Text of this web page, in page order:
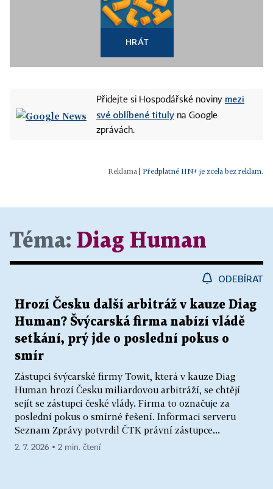
HRÁT
Přidejte si Hospodářské noviny mezi
své oblíbené tituly na Google
zprávách.
Předplatné HN+ je zcela bez reklam.
Téma: Diag Human
ODEBÍRAT
Hrozí Česku další arbitráž v kauze Diag
Human? Švýcarská firma nabízí vládě
setkání, prý jde o poslední pokus o
smír
Zástupci švýcarské firmy Towit, která v kauze Diag
Human hrozí Česku miliardovou arbitráží, se chtějí
sejít se zástupci české vlády. Firma to označuje za
poslední pokus o smírné řešení. Informaci serveru
Seznam Zprávy potvrdil ČTK právní zástupce...
2. 7. 2026 ▪ 2 min. čtení